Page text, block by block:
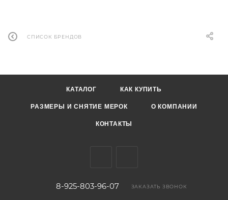
СПИСОК БРЕНДОВ
КАТАЛОГ КАК КУПИТЬ
РАЗМЕРЫ И СНЯТИЕ МЕРОК О КОМПАНИИ
КОНТАКТЫ
8-925-803-96-07 ЗАКАЗАТЬ ЗВОНОК